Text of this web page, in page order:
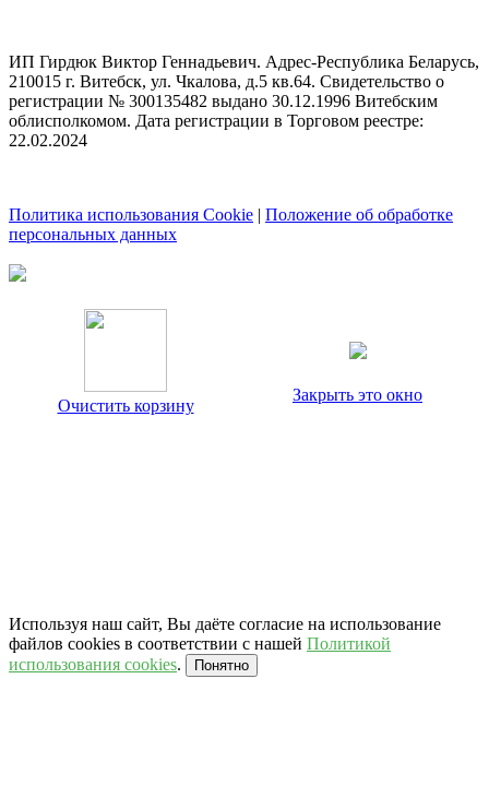
ИП Гирдюк Виктор Геннадьевич. Адрес-Республика Беларусь,
210015 г. Витебск, ул. Чкалова, д.5 кв.64. Свидетельство о
регистрации № 300135482 выдано 30.12.1996 Витебским
облисполкомом. Дата регистрации в Торговом реестре:
22.02.2024
Политика использования Cookie | Положение об обработке
персональных данных
Очистить корзину
Закрыть это окно
Используя наш сайт, Вы даёте согласие на использование
файлов cookies в соответствии с нашей Политикой
использования cookies. Понятно